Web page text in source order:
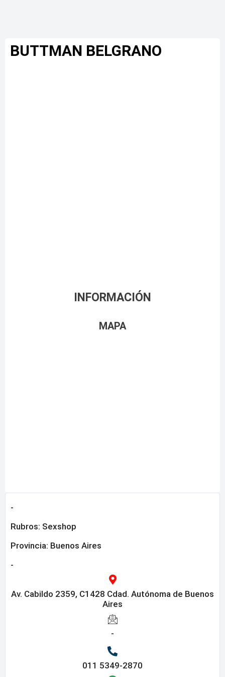
BUTTMAN BELGRANO
INFORMACIÓN
MAPA
-
Rubros: Sexshop
Provincia: Buenos Aires
-
Av. Cabildo 2359, C1428 Cdad. Autónoma de Buenos
Aires
-
011 5349-2870